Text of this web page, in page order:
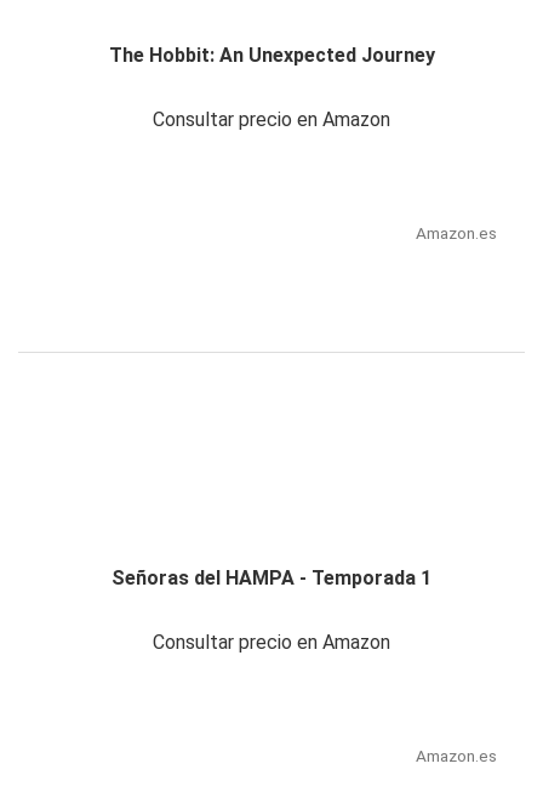
The Hobbit: An Unexpected Journey
Consultar precio en Amazon
Amazon.es
Señoras del HAMPA - Temporada 1
Consultar precio en Amazon
Amazon.es